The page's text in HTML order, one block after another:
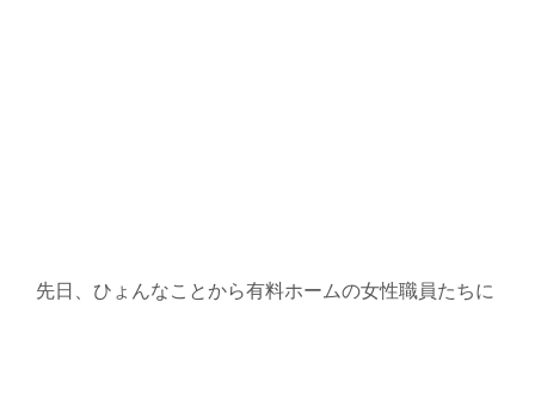
先日、ひょんなことから有料ホームの女性職員たちに